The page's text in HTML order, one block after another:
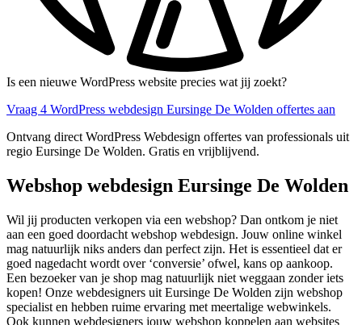
Is een nieuwe WordPress website precies wat jij zoekt?
Vraag 4 WordPress webdesign Eursinge De Wolden offertes aan
Ontvang direct WordPress Webdesign offertes van professionals uit
regio Eursinge De Wolden. Gratis en vrijblijvend.
Webshop webdesign Eursinge De Wolden
Wil jij producten verkopen via een webshop? Dan ontkom je niet
aan een goed doordacht webshop webdesign. Jouw online winkel
mag natuurlijk niks anders dan perfect zijn. Het is essentieel dat er
goed nagedacht wordt over ‘conversie’ ofwel, kans op aankoop.
Een bezoeker van je shop mag natuurlijk niet weggaan zonder iets
kopen! Onze webdesigners uit Eursinge De Wolden zijn webshop
specialist en hebben ruime ervaring met meertalige webwinkels.
Ook kunnen webdesigners jouw webshop koppelen aan websites